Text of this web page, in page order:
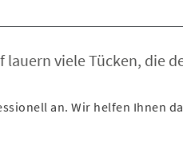
viele Tücken, die
an. Wir helfen Ihnen